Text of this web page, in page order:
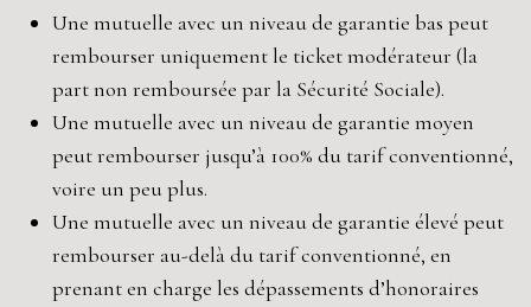
Une mutuelle avec un niveau de garantie bas peut
rembourser uniquement le ticket modérateur (la
part non remboursée par la Sécurité Sociale).
Une mutuelle avec un niveau de garantie moyen
peut rembourser jusqu’à 100% du tarif conventionné,
voire un peu plus.
Une mutuelle avec un niveau de garantie élevé peut
rembourser au-delà du tarif conventionné, en
prenant en charge les dépassements d’honoraires